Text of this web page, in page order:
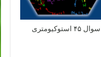
پاسخ سوالات آیمت ۲۰۲۴ ایتالیا سوال ۴۵ استوکیومتری